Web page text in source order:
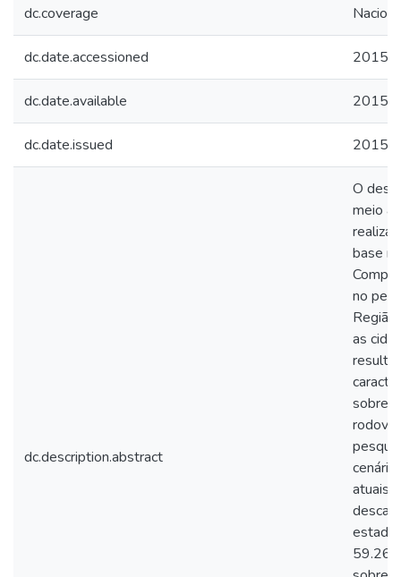
dc.coverage
dc.date.accessioned 2015-
dc.date.available 2015-
dc.date.issued 2015
dc.description.abstract
O
meio
base
no
as
atuais